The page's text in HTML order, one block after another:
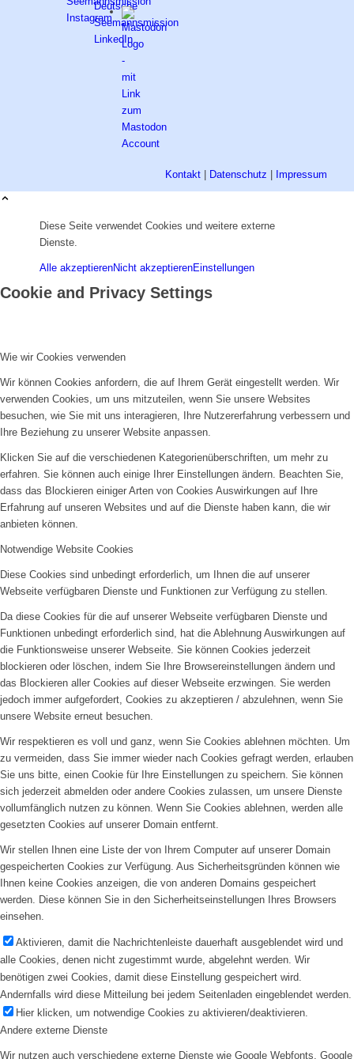
Kontakt Datenschutz Impressum
Diese Seite verwendet Cookies und weitere externe
Dienste.
Alle akzeptierenNicht akzeptierenEinstellungen
Cookie and Privacy Settings
Wie wir Cookies verwenden
Wir können Cookies anfordern, die auf Ihrem Gerät eingestellt werden. Wir
verwenden Cookies, um uns mitzuteilen, wenn Sie unsere Websites
besuchen, wie Sie mit uns interagieren, Ihre Nutzererfahrung verbessern und
Ihre Beziehung zu unserer Website anpassen.
Klicken Sie auf die verschiedenen Kategorienüberschriften, um mehr zu
erfahren. Sie können auch einige Ihrer Einstellungen ändern. Beachten Sie,
dass das Blockieren einiger Arten von Cookies Auswirkungen auf Ihre
Erfahrung auf unseren Websites und auf die Dienste haben kann, die wir
anbieten können.
Notwendige Website Cookies
Diese Cookies sind unbedingt erforderlich, um Ihnen die auf unserer
Webseite verfügbaren Dienste und Funktionen zur Verfügung zu stellen.
Da diese Cookies für die auf unserer Webseite verfügbaren Dienste und
Funktionen unbedingt erforderlich sind, hat die Ablehnung Auswirkungen auf
die Funktionsweise unserer Webseite. Sie können Cookies jederzeit
blockieren oder löschen, indem Sie Ihre Browsereinstellungen ändern und
das Blockieren aller Cookies auf dieser Webseite erzwingen. Sie werden
jedoch immer aufgefordert, Cookies zu akzeptieren / abzulehnen, wenn Sie
unsere Website erneut besuchen.
Wir respektieren es voll und ganz, wenn Sie Cookies ablehnen möchten. Um
zu vermeiden, dass Sie immer wieder nach Cookies gefragt werden, erlauben
Sie uns bitte, einen Cookie für Ihre Einstellungen zu speichern. Sie können
sich jederzeit abmelden oder andere Cookies zulassen, um unsere Dienste
vollumfänglich nutzen zu können. Wenn Sie Cookies ablehnen, werden alle
gesetzten Cookies auf unserer Domain entfernt.
Wir stellen Ihnen eine Liste der von Ihrem Computer auf unserer Domain
gespeicherten Cookies zur Verfügung. Aus Sicherheitsgründen können wie
Ihnen keine Cookies anzeigen, die von anderen Domains gespeichert
werden. Diese können Sie in den Sicherheitseinstellungen Ihres Browsers
einsehen.
Aktivieren, damit die Nachrichtenleiste dauerhaft ausgeblendet wird und
alle Cookies, denen nicht zugestimmt wurde, abgelehnt werden. Wir
benötigen zwei Cookies, damit diese Einstellung gespeichert wird.
Andernfalls wird diese Mitteilung bei jedem Seitenladen eingeblendet werden.
Hier klicken, um notwendige Cookies zu aktivieren/deaktivieren.
Andere externe Dienste
Wir nutzen auch verschiedene externe Dienste wie Google Webfonts, Google